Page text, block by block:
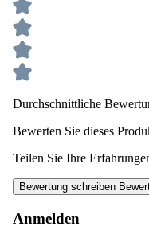
Durchschnittliche
Bewerten Sie dieses
Teilen Sie Ihre
Bewertung schreiben
Anmelden